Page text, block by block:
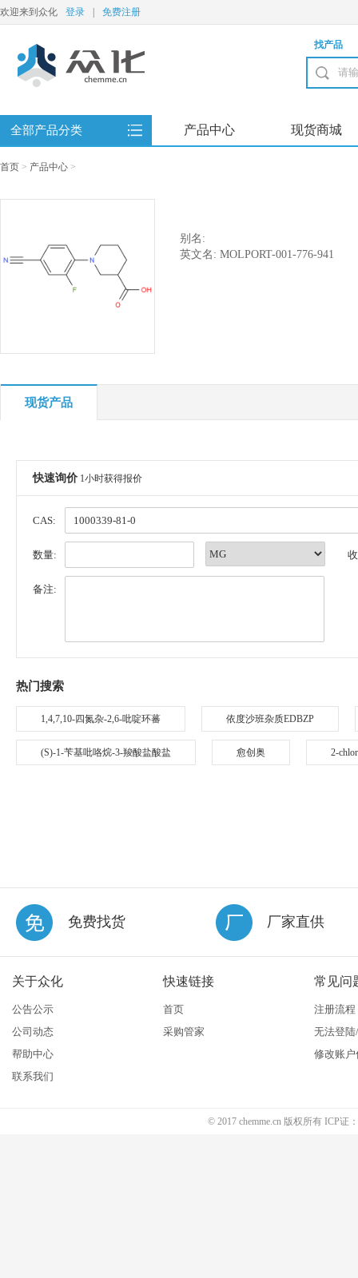
欢迎来到众化 登录 免费注册
找产品
全部产品分类 产品中心 现货商城
首页 > 产品中心 >
别名:
英文名: MOLPORT-001-776-941
现货产品
快速询价 1小时获得报价
CAS:
数量:
备注:
热门搜索
1,4,7,10-四氮杂-2,6-吡啶环蕃 依度沙班杂质EDBZP
(S)-1-苄基吡咯烷-3-羧酸盐酸盐 愈创奥 2-
免费找货 厂家直供
关于众化
公告公示
公司动态
帮助中心
联系我们
快速链接
首页
采购管家
常见问
注册流程
无法登
修改账户
© 2017 chemme.cn 版权所有 ICP证：